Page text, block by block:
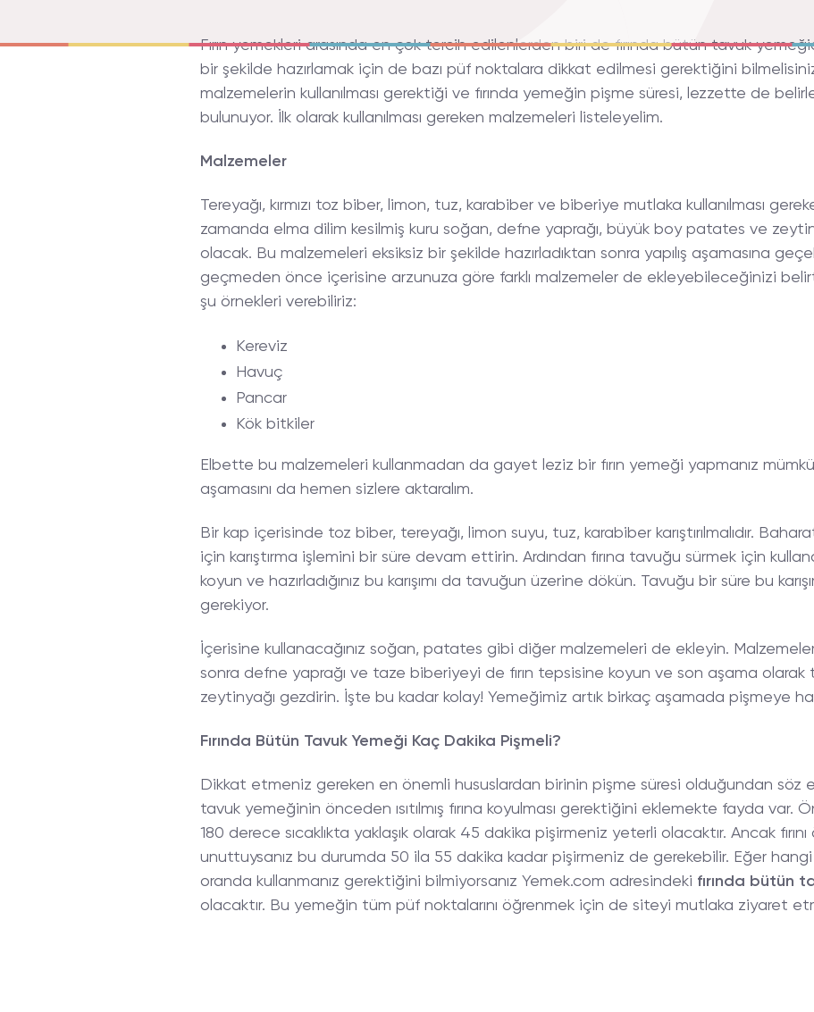
Fırın yemekleri arasında en çok tercih edilenlerden biri de fırında bütün tavuk
bir şekilde hazırlamak için de bazı püf noktalara dikkat edilmesi gerektiğini
malzemelerin kullanılması gerektiği ve fırında yemeğin pişme süresi, lezzette de
bulunuyor. İlk olarak kullanılması gereken malzemeleri listeleyelim.
Malzemeler
Tereyağı, kırmızı toz biber, limon, tuz, karabiber ve biberiye mutlaka kullanılması
zamanda elma dilim kesilmiş kuru soğan, defne yaprağı, büyük boy patates ve
olacak. Bu malzemeleri eksiksiz bir şekilde hazırladıktan sonra yapılış aşamasına
geçmeden önce içerisine arzunuza göre farklı malzemeler de ekleyebileceğinizi
şu örnekleri verebiliriz:
Kereviz
Havuç
Pancar
Kök bitkiler
Elbette bu malzemeleri kullanmadan da gayet leziz bir fırın yemeği yapmanız mümkün
aşamasını da hemen sizlere aktaralım.
Bir kap içerisinde toz biber, tereyağı, limon suyu, tuz, karabiber karıştırılmalıdır.
için karıştırma işlemini bir süre devam ettirin. Ardından fırına tavuğu sürmek için
koyun ve hazırladığınız bu karışımı da tavuğun üzerine dökün. Tavuğu bir süre bu
gerekiyor.
İçerisine kullanacağınız soğan, patates gibi diğer malzemeleri de ekleyin.
sonra defne yaprağı ve taze biberiyeyi de fırın tepsisine koyun ve son aşama olarak
zeytinyağı gezdirin. İşte bu kadar kolay! Yemeğimiz artık birkaç aşamada pişmeye
Fırında Bütün Tavuk Yemeği Kaç Dakika Pişmeli?
Dikkat etmeniz gereken en önemli hususlardan birinin pişme süresi olduğundan söz
tavuk yemeğinin önceden ısıtılmış fırına koyulması gerektiğini eklemekte fayda var.
180 derece sıcaklıkta yaklaşık olarak 45 dakika pişirmeniz yeterli olacaktır. Ancak fırını
unuttuysanız bu durumda 50 ila 55 dakika kadar pişirmeniz de gerekebilir. Eğer
oranda kullanmanız gerektiğini bilmiyorsanız Yemek.com adresindeki fırında bütün
olacaktır. Bu yemeğin tüm püf noktalarını öğrenmek için de siteyi mutlaka ziyaret